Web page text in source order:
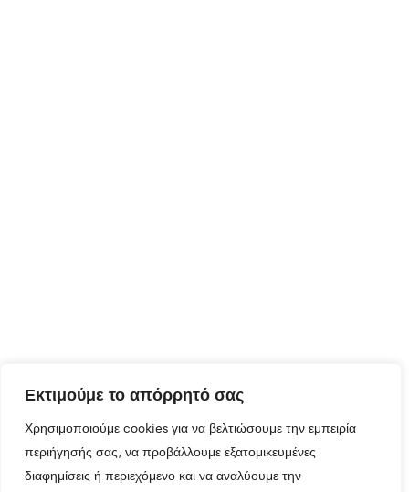
Εκτιμούμε το απόρρητό σας
Χρησιμοποιούμε cookies για να βελτιώσουμε την εμπειρία
περιήγησής σας, να προβάλλουμε εξατομικευμένες
διαφημίσεις ή περιεχόμενο και να αναλύουμε την